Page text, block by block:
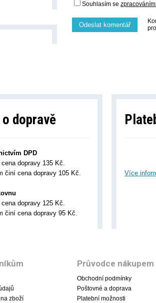
Souhlasím se
Odeslat komentář
dopravě
DPD
dopravy 135 Kč.
činí cena dopravy 105 Kč.
dopravy 125 Kč.
činí cena dopravy 95 Kč.
Více
zboží
Průvodce nákupem
Obchodní podmínky
Poštovné a doprava
Platební možnosti